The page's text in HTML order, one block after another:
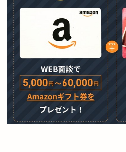
気になる方は公式ページを参